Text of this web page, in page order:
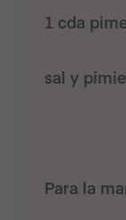
1 cda
sal y
Para la